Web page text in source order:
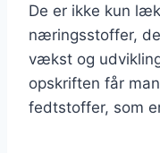
De er ikke kun
næringsstoffer,
vækst og
opskriften får
fedtstoffer, som